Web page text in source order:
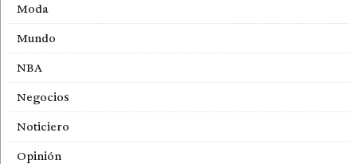
Moda
Mundo
NBA
Negocios
Noticiero
Opinión